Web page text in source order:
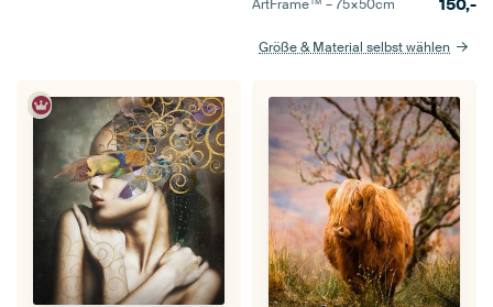
ArtFrame™ –75×50cm 150,-
Größe & Material selbst wählen